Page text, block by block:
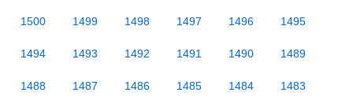
1500 1499 1498 1497 1496 1495
1494 1493 1492 1491 1490 1489
1488 1487 1486 1485 1484 1483